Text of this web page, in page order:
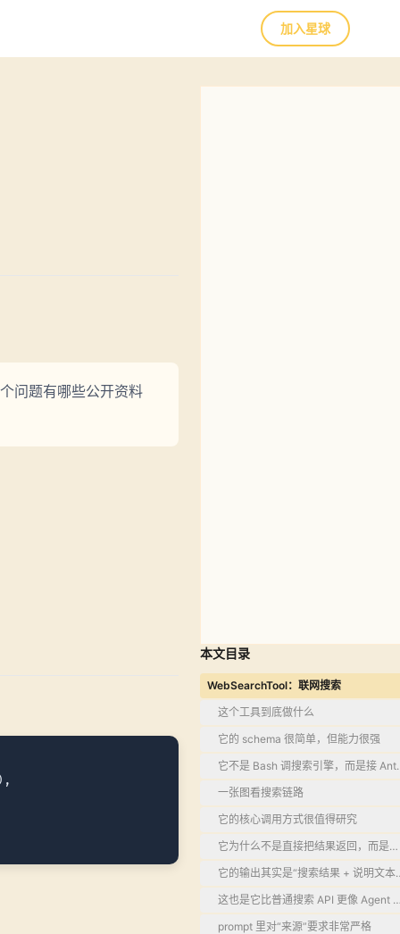
加入星球
问题有哪些公开资料
本文目录
WebSearchTool：联网搜索
这个工具到底做什么
它的 schema 很简单，但能力很强
它不是 Bash 调搜索引擎，而是接
一张图看搜索链路
它的核心调用方式很值得研究
它为什么不是直接把结果返回，而是
它的输出其实是“搜索结果 + 说明文本
这也是它比普通搜索 API 更像 Agent
prompt 里对“来源”要求非常严格